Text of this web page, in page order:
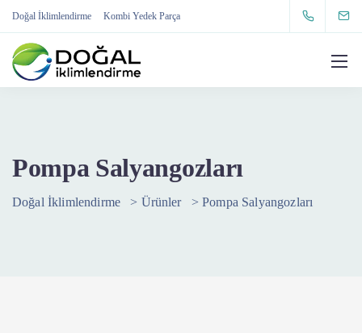
Doğal İklimlendirme Kombi Yedek Parça
Pompa Salyangozları
Doğal İklimlendirme > Ürünler >Pompa Salyangozları